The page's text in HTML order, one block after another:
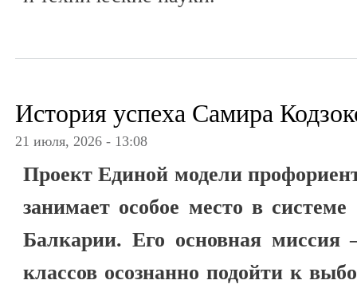
История успеха Самира
21 июля, 2026 - 13:08
Проект Единой модели
занимает особое место в
Балкарии. Его основная миссия
классов осознанно подойти к